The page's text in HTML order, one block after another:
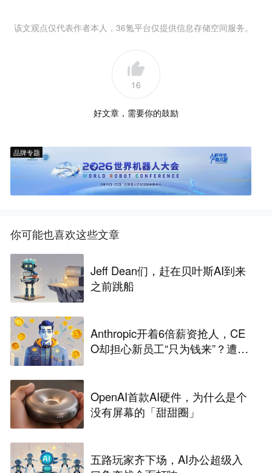
该文观点仅代表作者本人，36氪平台仅提供信息存储空间服务。
16
好文章，需要你的鼓励
品牌专题
你可能也喜欢这些文章
Jeff Dean们，赶在贝叶斯AI到来
之前跳船
Anthropic开着6倍薪资抢人，CE
O却担心新员工“只为钱来”？遭网
OpenAI首款AI硬件，为什么是个
没有屏幕的「甜甜圈」
五路玩家齐下场，AI办公超级入